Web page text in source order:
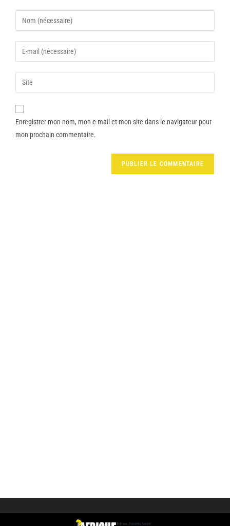
Enregistrer mon nom, mon e-mail et mon site dans le navigateur pour
mon prochain commentaire.